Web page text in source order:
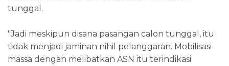
tunggal.
"Jadi meskipun disana pasangan calon tunggal, itu
tidak menjadi jaminan nihil pelanggaran. Mobilisasi
massa dengan melibatkan ASN itu terindikasi